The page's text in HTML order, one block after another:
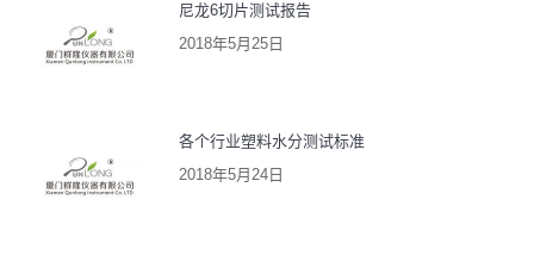
尼龙6切片测试报告
2018年5月25日
各个行业塑料水分测试标准
2018年5月24日